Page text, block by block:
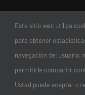
Este sitio web utiliza
para obtener
navegación del usuario,
permitirle compartir
Usted puede aceptar o